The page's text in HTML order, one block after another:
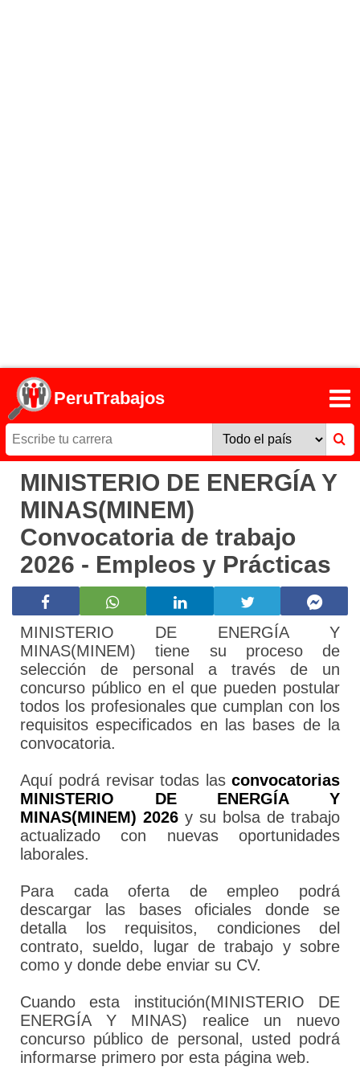
PeruTrabajos
MINISTERIO DE ENERGÍA Y
MINAS(MINEM)
Convocatoria de trabajo
2026 - Empleos y Prácticas
MINISTERIO DE ENERGÍA Y
MINAS(MINEM) tiene su proceso de
selección de personal a través de un
concurso público en el que pueden postular
todos los profesionales que cumplan con los
requisitos especificados en las bases de la
convocatoria.
Aquí podrá revisar todas las convocatorias
MINISTERIO DE ENERGÍA Y
MINAS(MINEM) 2026 y su bolsa de trabajo
actualizado con nuevas oportunidades
laborales.
Para cada oferta de empleo podrá
descargar las bases oficiales donde se
detalla los requisitos, condiciones del
contrato, sueldo, lugar de trabajo y sobre
como y donde debe enviar su CV.
Cuando esta institución(MINISTERIO DE
ENERGÍA Y MINAS) realice un nuevo
concurso público de personal, usted podrá
informarse primero por esta página web.